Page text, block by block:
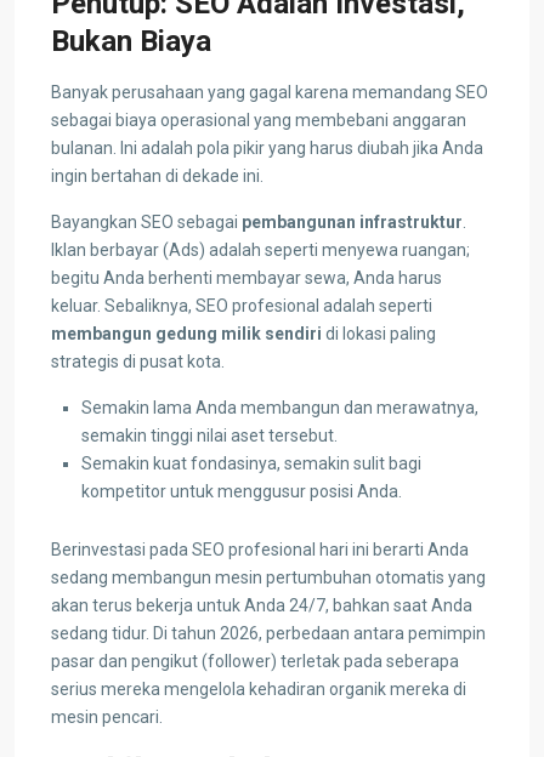
Bukan Biaya
Banyak perusahaan yang gagal karena memandang SEO
sebagai biaya operasional yang membebani anggaran
bulanan. Ini adalah pola pikir yang harus diubah jika Anda
ingin bertahan di dekade ini.
Bayangkan SEO sebagai pembangunan infrastruktur
Iklan berbayar (Ads) adalah seperti menyewa ruangan;
begitu Anda berhenti membayar sewa, Anda harus
keluar. Sebaliknya, SEO profesional adalah seperti
membangun gedung milik sendiri di lokasi paling
strategis di pusat kota.
Semakin lama Anda membangun dan merawatnya,
semakin tinggi nilai aset tersebut.
Semakin kuat fondasinya, semakin sulit bagi
kompetitor untuk menggusur posisi Anda.
Berinvestasi pada SEO profesional hari ini berarti Anda
sedang membangun mesin pertumbuhan otomatis yang
akan terus bekerja untuk Anda 24/7, bahkan saat Anda
sedang tidur. Di tahun 2026, perbedaan antara pemimpin
pasar dan pengikut (follower) terletak pada seberapa
serius mereka mengelola kehadiran organik mereka di
mesin pencari.